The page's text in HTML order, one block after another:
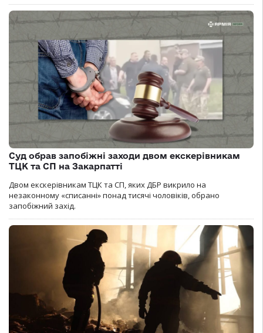
Суд обрав запобіжні заходи двом екскерівникам
ТЦК та СП на Закарпатті
Двом екскерівникам ТЦК та СП, яких ДБР викрило на
незаконному «списанні» понад тисячі чоловіків, обрано
запобіжний захід.